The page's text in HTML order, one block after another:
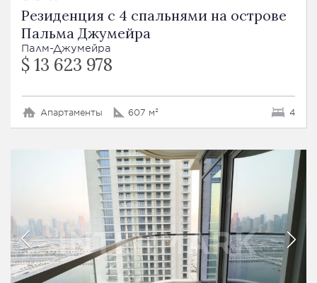
Резиденция с 4 спальнями на острове
Пальма Джумейра
Палм-Джумейра
$ 13 623 978
Апартаменты 607 м² 4